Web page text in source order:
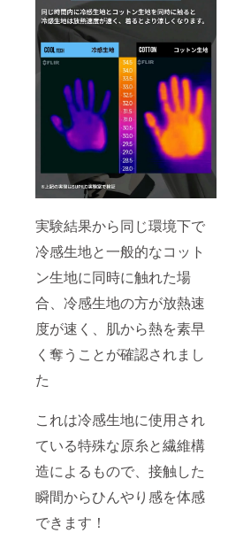
実験結果から同じ環境下で
冷感生地と一般的なコット
ン生地に同時に触れた場
合、冷感生地の方が放熱速
度が速く、肌から熱を素早
く奪うことが確認されまし
た
これは冷感生地に使用され
ている特殊な原糸と繊維構
造によるもので、接触した
瞬間からひんやり感を体感
できます！